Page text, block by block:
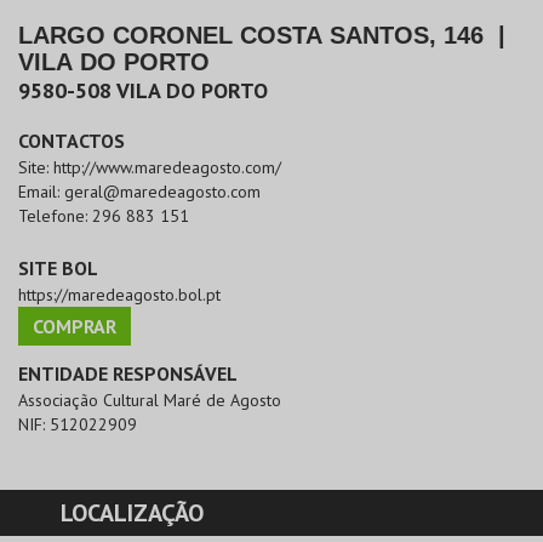
LARGO CORONEL COSTA SANTOS, 146
VILA DO PORTO
9580-508 VILA DO PORTO
CONTACTOS
Site: http://www.maredeagosto.com/
Email: geral@maredeagosto.com
Telefone: 296 883 151
SITE BOL
https://maredeagosto.bol.pt
COMPRAR
ENTIDADE RESPONSÁVEL
Associação Cultural Maré de Agosto
NIF: 512022909
LOCALIZAÇÃO